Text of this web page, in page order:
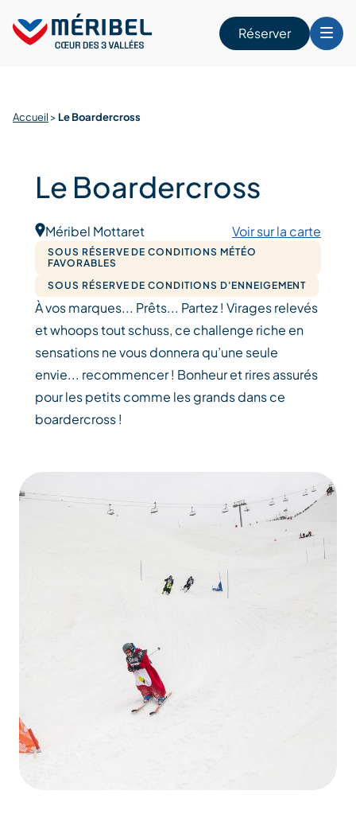
content
Réserver
Accueil > Le Boardercross
Le Boardercross
Méribel Mottaret Voir sur la carte
SOUS RÉSERVE DE CONDITIONS MÉTÉO
FAVORABLES
SOUS RÉSERVE DE CONDITIONS D'ENNEIGEMENT
À vos marques... Prêts... Partez ! Virages relevés
et whoops tout schuss, ce challenge riche en
sensations ne vous donnera qu’une seule
envie... recommencer ! Bonheur et rires assurés
pour les petits comme les grands dans ce
boardercross !